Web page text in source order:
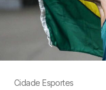
Cidade Esportes